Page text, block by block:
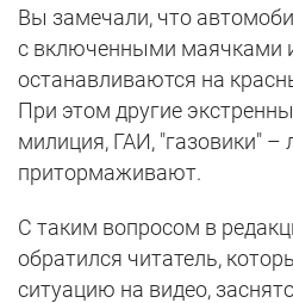
Вы замечали, что
с включенными маячками
останавливаются на
При этом другие
милиция, ГАИ, "газовики" –
притормаживают.
С таким вопросом в
обратился читатель,
ситуацию на видео,